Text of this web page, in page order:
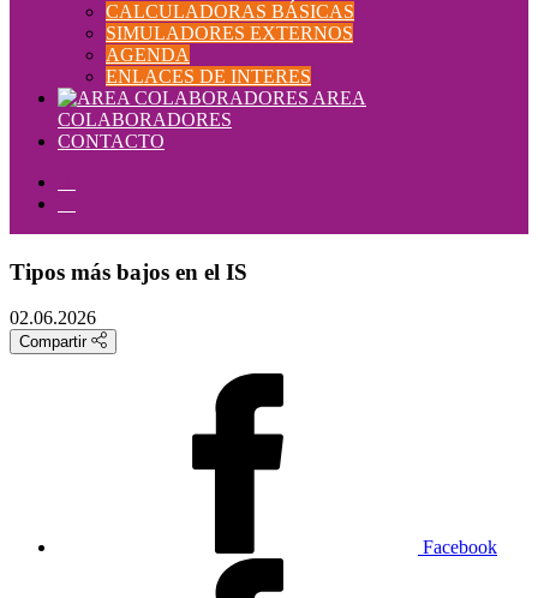
CALCULADORAS BÁSICAS
SIMULADORES EXTERNOS
AGENDA
ENLACES DE INTERES
AREA
COLABORADORES
CONTACTO
Tipos más bajos en el IS
02.06.2026
Compartir
Facebook